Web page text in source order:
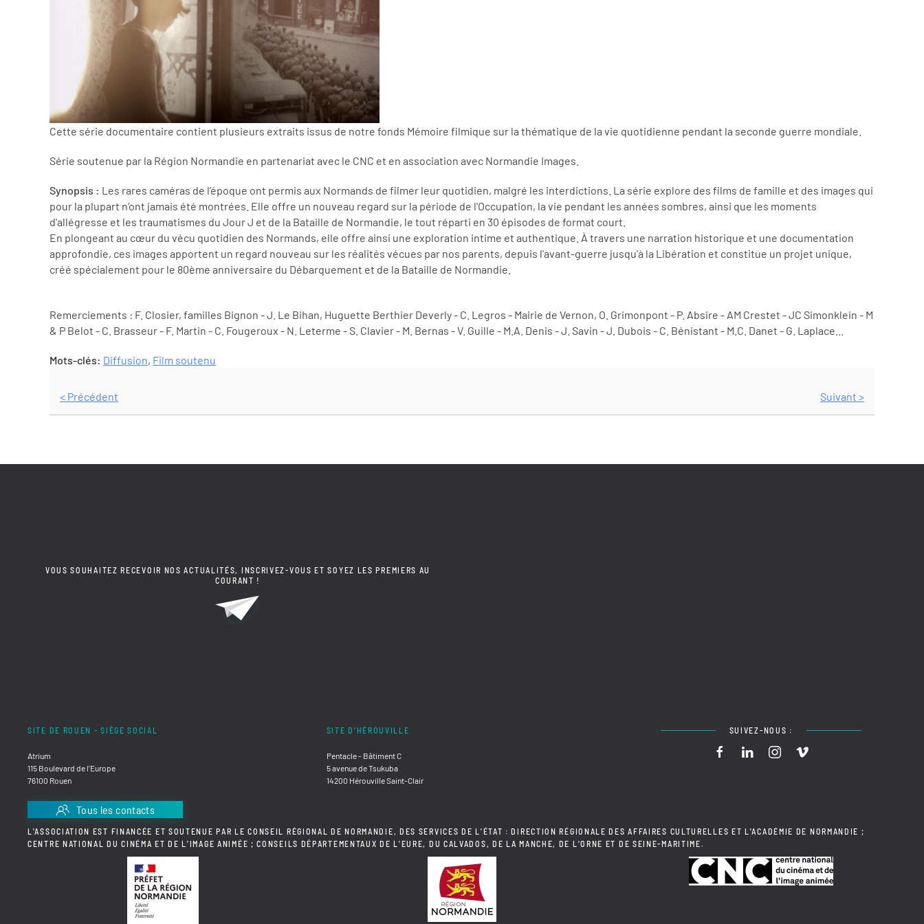
Cette série documentaire contient plusieurs extraits issus de notre fonds Mémoire filmique sur la thématique de la vie quotidienne pendant la seconde guerre mondiale.
Série soutenue par la Région Normandie en partenariat avec le CNC et en association avec Normandie Images.
Synopsis : Les rares caméras de l’époque ont permis aux Normands de filmer leur quotidien, malgré les interdictions. La série explore des films de famille et des images qui
pour la plupart n’ont jamais été montrées. Elle offre un nouveau regard sur la période de l'Occupation, la vie pendant les années sombres, ainsi que les moments
d'allégresse et les traumatismes du Jour J et de la Bataille de Normandie, le tout réparti en 30 épisodes de format court.
En plongeant au cœur du vécu quotidien des Normands, elle offre ainsi une exploration intime et authentique. À travers une narration historique et une documentation
approfondie, ces images apportent un regard nouveau sur les réalités vécues par nos parents, depuis l'avant-guerre jusqu'à la Libération et constitue un projet unique,
créé spécialement pour le 80ème anniversaire du Débarquement et de la Bataille de Normandie.
Remerciements : F. Closier, familles Bignon - J. Le Bihan, Huguette Berthier Deverly - C. Legros - Mairie de Vernon, O. Grimonpont - P. Absire - AM Crestet - JC Simonklein - M
& P Belot - C. Brasseur - F. Martin - C. Fougeroux - N. Leterme - S. Clavier - M. Bernas - V. Guille - M.A. Denis - J. Savin - J. Dubois - C. Bénistant - M.C. Danet - G. Laplace...
Mots-clés: Diffusion, Film soutenu
< Précédent Suivant >
VOUS SOUHAITEZ RECEVOIR NOS ACTUALITÉS, INSCRIVEZ-VOUS ET SOYEZ LES PREMIERS AU
COURANT !
SITE DE ROUEN - SIÈGE SOCIAL
Atrium
115 Boulevard de l'Europe
76100 Rouen
Tous les contacts
SITE D'HÉROUVILLE
Pentacle - Bâtiment C
5 avenue de Tsukuba
14200 Hérouville Saint-Clair
SUIVEZ-NOUS :
L'ASSOCIATION EST FINANCÉE ET SOUTENUE PAR LE CONSEIL RÉGIONAL DE NORMANDIE, DES SERVICES DE L'ÉTAT : DIRECTION RÉGIONALE DES AFFAIRES CULTURELLES ET L'ACADÉMIE DE NORMANDIE ;
CENTRE NATIONAL DU CINÉMA ET DE L'IMAGE ANIMÉE ; CONSEILS DÉPARTEMENTAUX DE L'EURE, DU CALVADOS, DE LA MANCHE, DE L'ORNE ET DE SEINE-MARITIME.